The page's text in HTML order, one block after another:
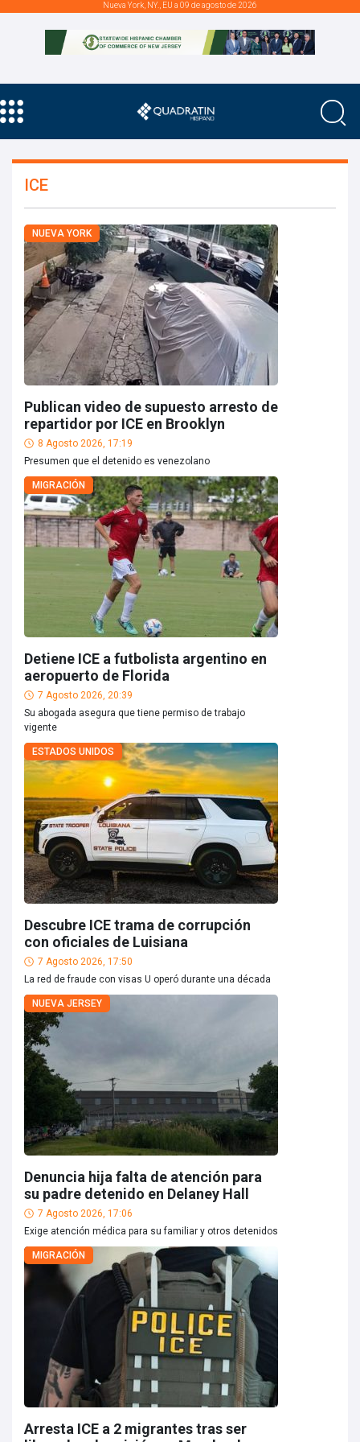
Nueva York, NY., EU a 09 de agosto de 2026
ICE
NUEVA YORK
Publican video de supuesto arresto de
repartidor por ICE en Brooklyn
8 Agosto 2026, 17:19
Presumen que el detenido es venezolano
MIGRACIÓN
Detiene ICE a futbolista argentino en
aeropuerto de Florida
7 Agosto 2026, 20:39
Su abogada asegura que tiene permiso de trabajo
vigente
ESTADOS UNIDOS
Descubre ICE trama de corrupción
con oficiales de Luisiana
7 Agosto 2026, 17:50
La red de fraude con visas U operó durante una década
NUEVA JERSEY
Denuncia hija falta de atención para
su padre detenido en Delaney Hall
7 Agosto 2026, 17:06
Exige atención médica para su familiar y otros detenidos
MIGRACIÓN
Arresta ICE a 2 migrantes tras ser